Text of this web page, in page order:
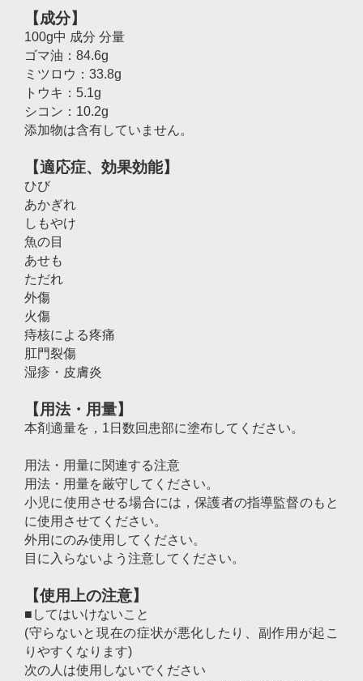
【成分】
100g中 成分 分量
ゴマ油：84.6g
ミツロウ：33.8g
トウキ：5.1g
シコン：10.2g
添加物は含有していません。
【適応症、効果効能】
ひび
あかぎれ
しもやけ
魚の目
あせも
ただれ
外傷
火傷
痔核による疼痛
肛門裂傷
湿疹・皮膚炎
【用法・用量】
本剤適量を，1日数回患部に塗布してください。
用法・用量に関連する注意
用法・用量を厳守してください。
小児に使用させる場合には，保護者の指導監督のもと
に使用させてください。
外用にのみ使用してください。
目に入らないよう注意してください。
【使用上の注意】
■してはいけないこと
(守らないと現在の症状が悪化したり、副作用が起こ
りやすくなります)
次の人は使用しないでください